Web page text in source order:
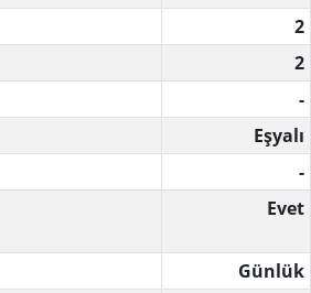
2
2
-
Eşyalı
-
Evet
Günlük